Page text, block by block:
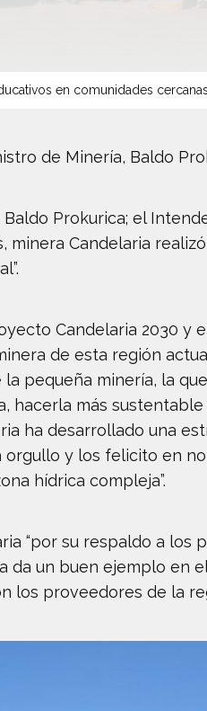
en comunidades
de Minería, Baldo
Prokurica; el
Candelaria
Candelaria 2030 y
de esta región
la pequeña minería, la
hacerla más
ha desarrollado una
orgullo y los felicito en
hídrica compleja”.
“por su respaldo a
da un buen ejemplo en
los proveedores de la